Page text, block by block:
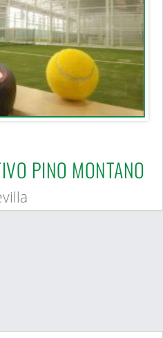
PINO MONTANO